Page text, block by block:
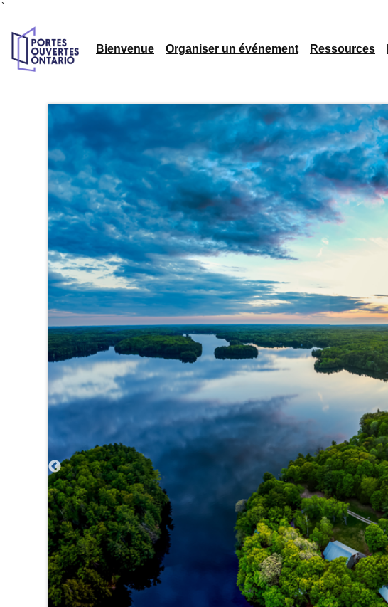
`
Bienvenue Organiser un événement Ressources